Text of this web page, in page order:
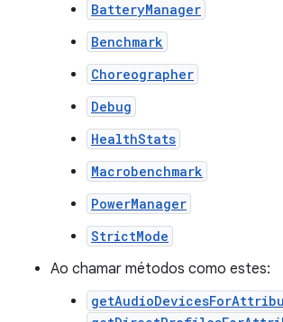
BatteryManager
Benchmark
Choreographer
Debug
HealthStats
Macrobenchmark
PowerManager
StrictMode
Ao chamar métodos como estes: